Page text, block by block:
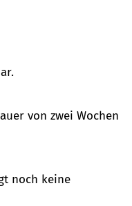
von zwei Wochen
noch keine